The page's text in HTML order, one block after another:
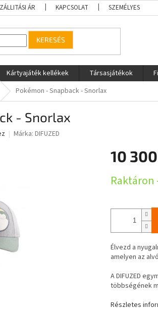
ÁR KAPCSOLAT SZEMÉLYES
KERESÉS
Kártyajáték kellékek Társasjátékok
Pokémon - Snapback - Snorlax
- Snorlax
Márka: DIFUZED
10
Élvezd a
amelyen az
A DIFUZED
többségének
Részletes